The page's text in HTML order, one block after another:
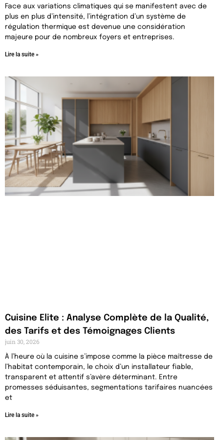
Face aux variations climatiques qui se manifestent avec de
plus en plus d’intensité, l’intégration d’un système de
régulation thermique est devenue une considération
majeure pour de nombreux foyers et entreprises.
Lire la suite »
Cuisine Elite : Analyse Complète de la Qualité,
des Tarifs et des Témoignages Clients
juin 30, 2026
À l’heure où la cuisine s’impose comme la pièce maîtresse de
l’habitat contemporain, le choix d’un installateur fiable,
transparent et attentif s’avère déterminant. Entre
promesses séduisantes, segmentations tarifaires nuancées
et
Lire la suite »